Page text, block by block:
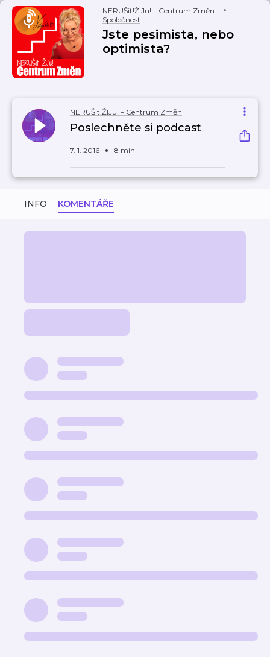
NERUŠit!ŽIJu! – Centrum Změn
Společnost
Jste pesimista, nebo
optimista?
NERUŠit!ŽIJu! – Centrum Změn
Poslechněte si podcast
7. 1. 2016 8 min
INFO KOMENTÁŘE